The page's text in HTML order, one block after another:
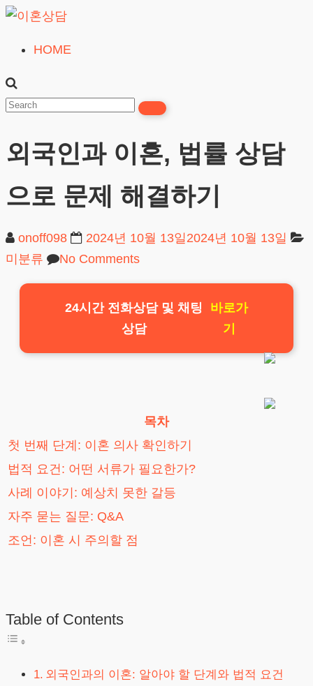
Skip
content
혼
상
24시간365일
HOME
외국인과 이혼, 법률 상담
으로 문제 해결하기
onoff098 2024년 10월 13일 2024년 10월 13일
미분류
No Comments
24시간 전화상담 및 채팅
상담
바로가
기
목차
첫 번째 단계: 이혼 의사 확인하기
법적 요건: 어떤 서류가 필요한가?
사례 이야기: 예상치 못한 갈등
자주 묻는 질문: Q&A
조언: 이혼 시 주의할 점
Table of Contents
외국인과의 이혼: 알아야 할 단계와 법적 요건